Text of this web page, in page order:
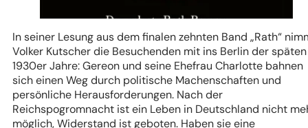
In seiner Lesung aus dem finalen zehnten Band „Rath“
Volker Kutscher die Besuchenden mit ins Berlin der späten
1930er Jahre: Gereon und seine Ehefrau Charlotte bahnen
sich einen Weg durch politische Machenschaften und
persönliche Herausforderungen. Nach der
Reichspogromnacht ist ein Leben in Deutschland nicht
möglich, Widerstand ist geboten. Haben sie eine